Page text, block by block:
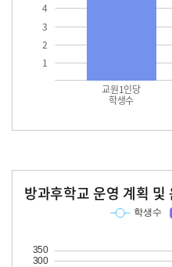
1
2
3
4
교원1인당
학생수
방과후학교 운영 계획 및